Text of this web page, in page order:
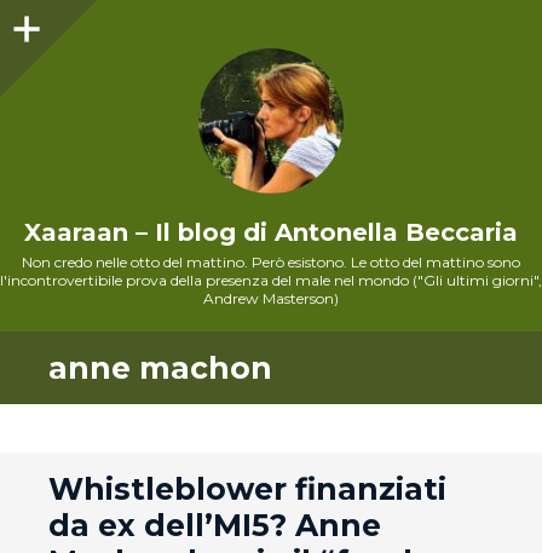
Xaaraan – Il blog di Antonella Beccaria
Non credo nelle otto del mattino. Però esistono. Le otto del mattino sono
l'incontrovertibile prova della presenza del male nel mondo ("Gli ultimi giorni",
Andrew Masterson)
anne machon
Whistleblower finanziati
da ex dell’MI5? Anne